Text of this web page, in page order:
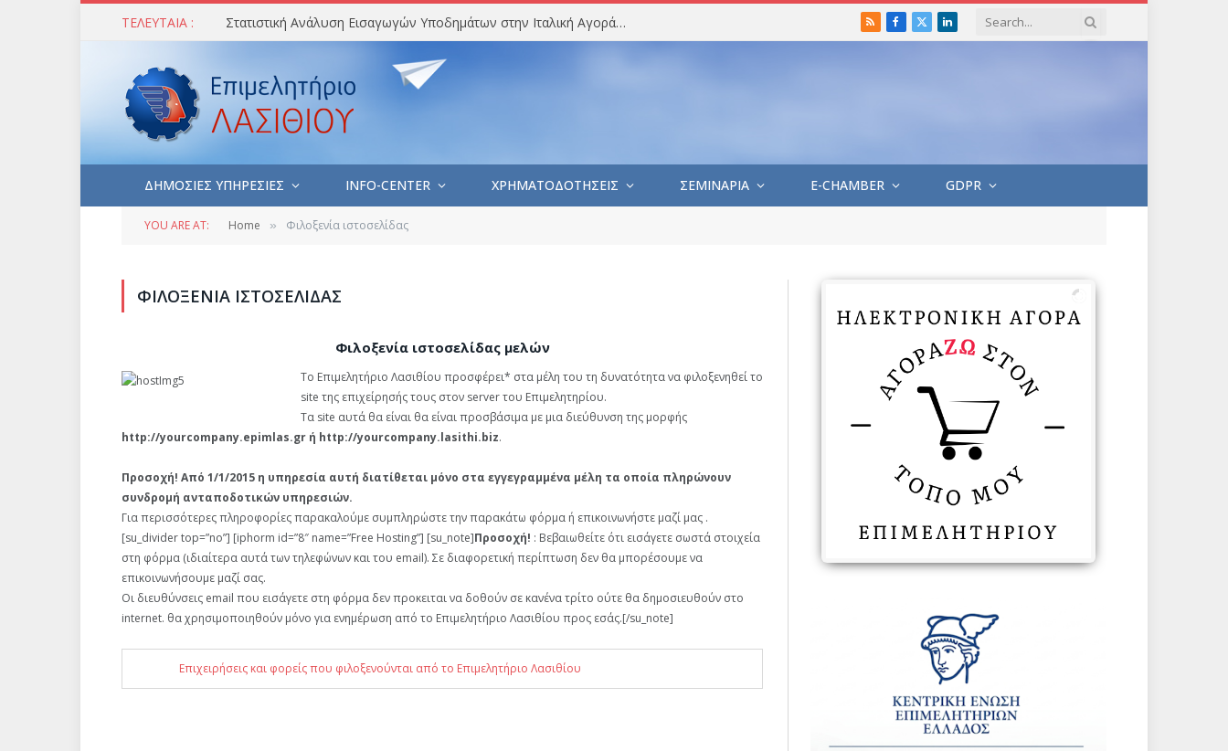
ΤΕΛΕΥΤΑΙΑ : Στατιστική Ανάλυση Εισαγωγών Υποδημάτων στην Ιταλική Αγορά (Ιούλιος 2026) RSSFacebook
X
LinkedIn
ΔΗΜΟΣΙΕΣ ΥΠΗΡΕΣΙΕΣ INFO-CENTER ΧΡΗΜΑΤΟΔΟΤΗΣΕΙΣ ΣΕΜΙΝΑΡΙΑ E-CHAMBER GDPR
YOU ARE AT: Home » Φιλοξενία ιστοσελίδας
ΦΙΛΟΞΕΝΊΑ ΙΣΤΟΣΕΛΊΔΑΣ
Φιλοξενία ιστοσελίδας μελών
Το Επιμελητήριο Λασιθίου προσφέρει* στα μέλη του τη δυνατότητα να φιλοξενηθεί το
site της επιχείρησής τους στον server του Επιμελητηρίου.
Τα site αυτά θα είναι θα είναι προσβάσιμα με μια διεύθυνση της μορφής
http://yourcompany.epimlas.gr ή http://yourcompany.lasithi.biz.
Προσοχή! Από 1/1/2015 η υπηρεσία αυτή διατίθεται μόνο στα εγγεγραμμένα μέλη τα οποία πληρώνουν
συνδρομή ανταποδοτικών υπηρεσιών.
Για περισσότερες πληροφορίες παρακαλούμε συμπληρώστε την παρακάτω φόρμα ή επικοινωνήστε μαζί μας .
[su_divider top=”no”] [iphorm id=”8″ name=”Free Hosting”] [su_note]Προσοχή! : Βεβαιωθείτε ότι εισάγετε σωστά στοιχεία
στη φόρμα (ιδιαίτερα αυτά των τηλεφώνων και του email). Σε διαφορετική περίπτωση δεν θα μπορέσουμε να
επικοινωνήσουμε μαζί σας.
Οι διευθύνσεις email που εισάγετε στη φόρμα δεν προκειται να δοθούν σε κανένα τρίτο ούτε θα δημοσιευθούν στο
internet. θα χρησιμοποιηθούν μόνο για ενημέρωση από το Επιμελητήριο Λασιθίου προς εσάς.[/su_note]
Επιχειρήσεις και φορείς που φιλοξενούνται από το Επιμελητήριο Λασιθίου